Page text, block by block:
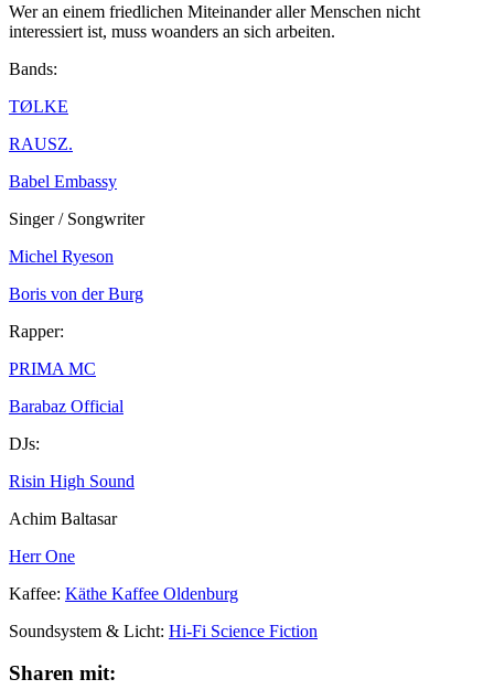
Wer an einem friedlichen Miteinander aller Menschen nicht
interessiert ist, muss woanders an sich arbeiten.
Bands:
TØLKE
RAUSZ.
Babel Embassy
Singer / Songwriter
Michel Ryeson
Boris von der Burg
Rapper:
PRIMA MC
Barabaz Official
DJs:
Risin High Sound
Achim Baltasar
Herr One
Kaffee: Käthe Kaffee Oldenburg
Soundsystem & Licht: Hi-Fi Science Fiction
Sharen mit: